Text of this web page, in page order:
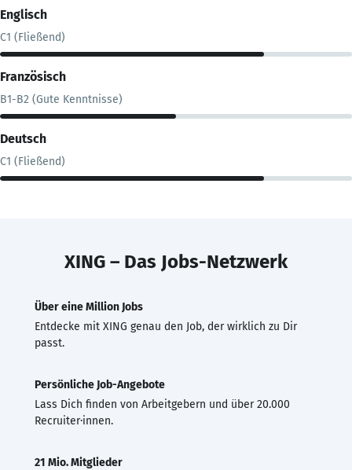
Englisch
C1 (Fließend)
Französisch
B1-B2 (Gute Kenntnisse)
Deutsch
C1 (Fließend)
XING – Das Jobs-Netzwerk
Über eine Million Jobs
Entdecke mit XING genau den Job, der wirklich zu Dir
passt.
Persönliche Job-Angebote
Lass Dich finden von Arbeitgebern und über 20.000
Recruiter·innen.
21 Mio. Mitglieder